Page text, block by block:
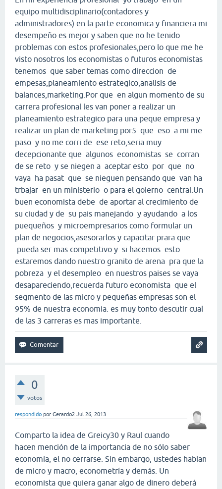
equipo multidisciplinario(contadores y
administradores) en la parte economica y financiera mi
desempeño es mejor y saben que no he tenido
problemas con estos profesionales,pero lo que me he
visto nosotros los economistas o futuros economistas
tenemos que saber temas como direccion de
empesas,planeamiento estrategico,analisis de
balances,marketing.Por que en algun momento de su
carrera profesional les van poner a realizar un
planeamiento estrategico para una peque empresa y
realizar un plan de marketing por5 que eso a mi me
paso y no me corri de ese reto,seria muy
decepcionante que algunos economistas se corran
de se reto y se niegen a aceptar esto por que no
vaya ha pasat que se nieguen pensando que van ha
trbajar en un ministerio o para el goierno central.Un
buen economista debe de aportar al crecimiento de
su ciudad y de su pais manejando y ayudando a los
puequeños y microempresarios como formular un
plan de negocios,asesorarlos y capacitar prara que
pueda ser mas competitivo y si hacemos esto
estaremos dando nuestro granito de arena pra que la
pobreza y el desempleo en nuestros paises se vaya
desapareciendo,recuerda futuro economista que el
segmento de las micro y pequeñas empresas son el
95% de nuestra economia. es muy tonto descutir cual
de las 3 carreras es mas importante.
0
votos
respondido por Gerardo2 Jul 26, 2013
Comparto la idea de Greicy30 y Raul cuando
hacen mención de la importancia de no sólo saber
economía, el no cerrarse. Sin embargo, ustedes hablan
de micro y macro, econometría y demás. Un
economista que quiera ganar algo de dinero deberá